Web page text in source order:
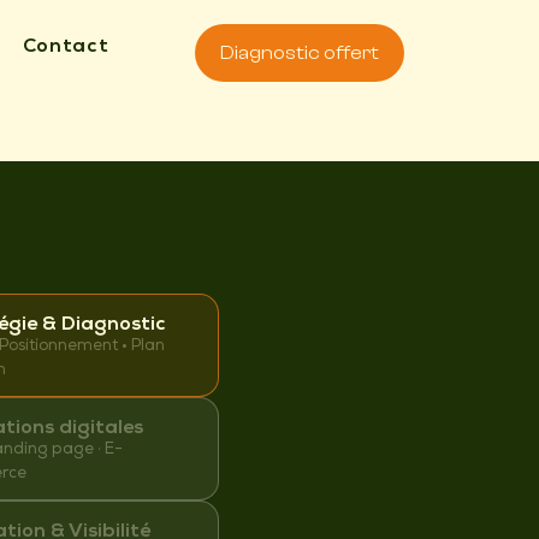
Contact Diagnostic offert
& Diagnostic
• Plan
digitales
page · E-
& Visibilité